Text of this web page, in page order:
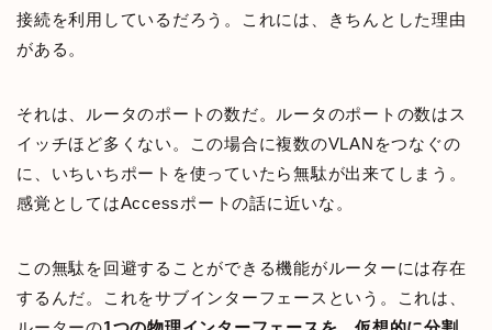
接続を利用しているだろう。これには、きちんとした理由
がある。
それは、ルータのポートの数だ。ルータのポートの数はス
イッチほど多くない。この場合に複数のVLANをつなぐの
に、いちいちポートを使っていたら無駄が出来てしまう。
感覚としてはAccessポートの話に近いな。
この無駄を回避することができる機能がルーターには存在
するんだ。これをサブインターフェースという。これは、